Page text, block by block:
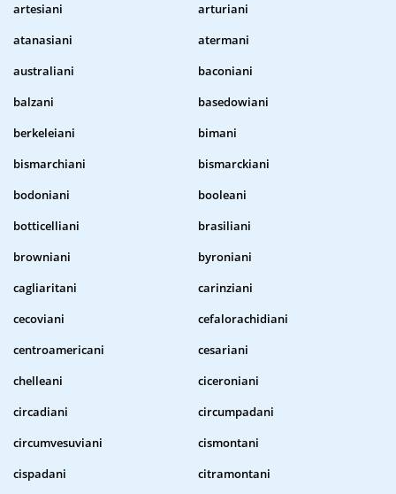
artesiani
arturiani
atanasiani
atermani
australiani
baconiani
balzani
basedowiani
berkeleiani
bimani
bismarchiani
bismarckiani
bodoniani
booleani
botticelliani
brasiliani
browniani
byroniani
cagliaritani
carinziani
cecoviani
cefalorachidiani
centroamericani
cesariani
chelleani
ciceroniani
circadiani
circumpadani
circumvesuviani
cismontani
cispadani
citramontani